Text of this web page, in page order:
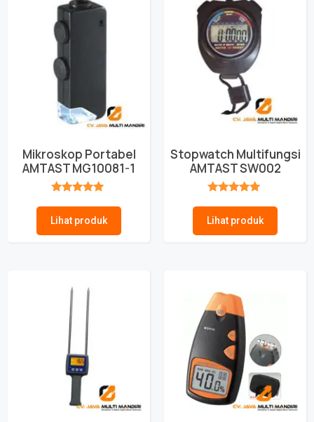
Mikroskop Portabel
AMTAST MG10081-1
Lihat produk
Stopwatch Multifungsi
AMTAST SW002
Lihat produk